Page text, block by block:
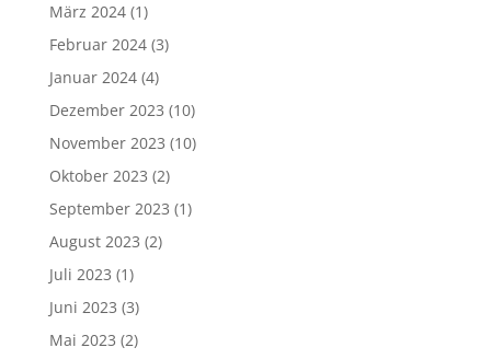
März 2024(1)
Februar 2024(3)
Januar 2024(4)
Dezember 2023 (10)
November 2023 (10)
Oktober 2023 (2)
September 2023 (1)
August 2023 (2)
Juli 2023 (1)
Juni 2023 (3)
Mai 2023 (2)